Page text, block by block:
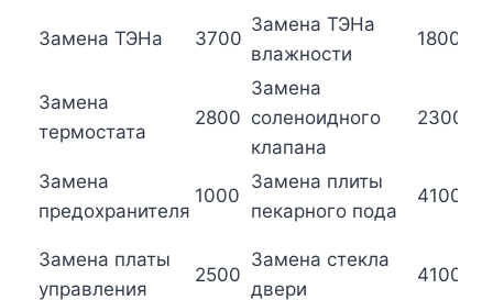
Замена ТЭНа 3700
Замена ТЭНа
влажности
1800
Замена
термостата
2800
Замена
соленоидного
клапана
2300
Замена
предохранителя
1000
Замена плиты
пекарного пода
4100
Замена платы
управления
2500
Замена стекла
двери
4100